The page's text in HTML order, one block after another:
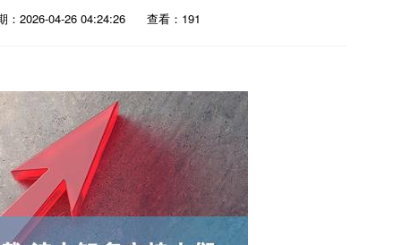
：2026-04-26 04:24:26 查看：191